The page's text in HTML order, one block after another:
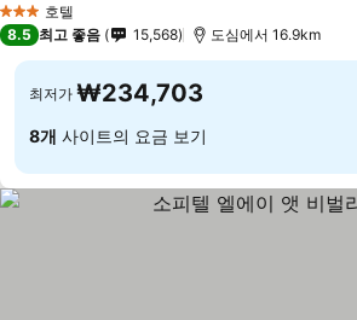
3 성급 호텔
8.5 최고 좋음 15,568 도심에서 16.9km
최저가 ₩234,703
8개 사이트의 요금 보기